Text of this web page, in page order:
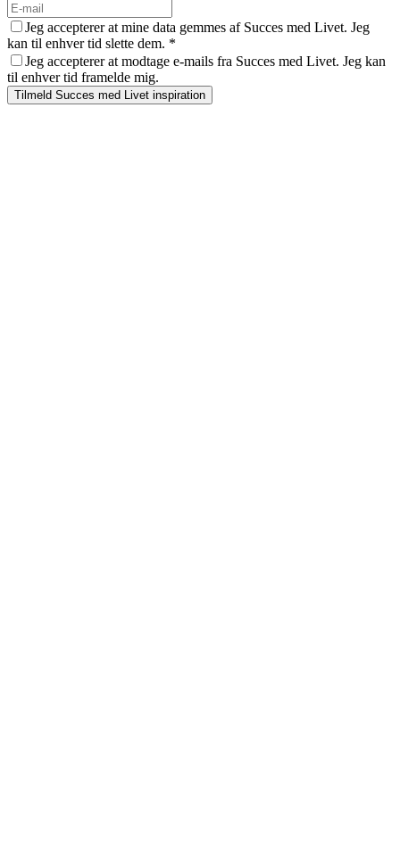
Jeg accepterer at mine data gemmes af Succes med Livet. Jeg
kan til enhver tid slette dem. *
Jeg accepterer at modtage e-mails fra Succes med Livet. Jeg kan
til enhver tid framelde mig.
Tilmeld Succes med Livet inspiration